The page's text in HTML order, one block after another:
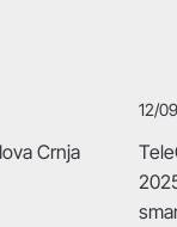
Crnja
12/